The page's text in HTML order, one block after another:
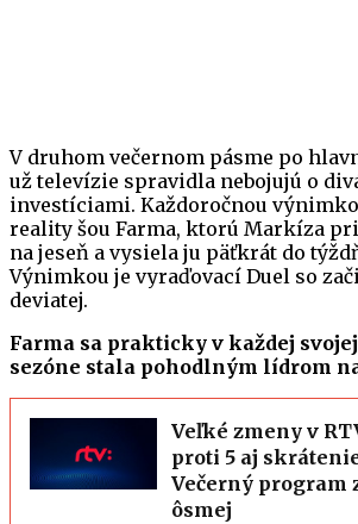
V druhom večernom pásme po
už televízie spravidla nebojujú o
investíciami. Každoročnou
reality šou Farma, ktorú Markíza
na jeseň a vysiela ju päťkrát do
Výnimkou je vyraďovací Duel so
deviatej.
Farma sa prakticky v každej
sezóne stala pohodlným lídrom
Veľké zmeny v
proti 5 aj
Večerný program
ôsmej